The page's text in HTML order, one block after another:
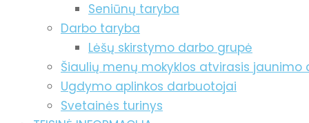
Seniūnų taryba
Darbo taryba
Lėšų skirstymo darbo grupė
Šiaulių menų mokyklos atvirasis jaunimo
Ugdymo aplinkos darbuotojai
Svetainės turinys